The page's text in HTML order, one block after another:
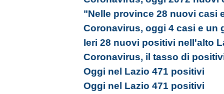
"Nelle province 28 nuovi casi
Coronavirus, oggi 4 casi e un
Ieri 28 nuovi positivi nell'alto
Coronavirus, il tasso di
Oggi nel Lazio 471 positivi
Oggi nel Lazio 471 positivi